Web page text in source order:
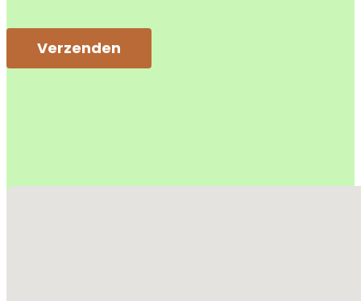
Verzenden
Geen locaties gevonden